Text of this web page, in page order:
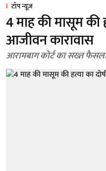
टॉप न्यूज़
4 माह की मासूम की
आजीवन कारावास
आरामबाग कोर्ट का सख्त